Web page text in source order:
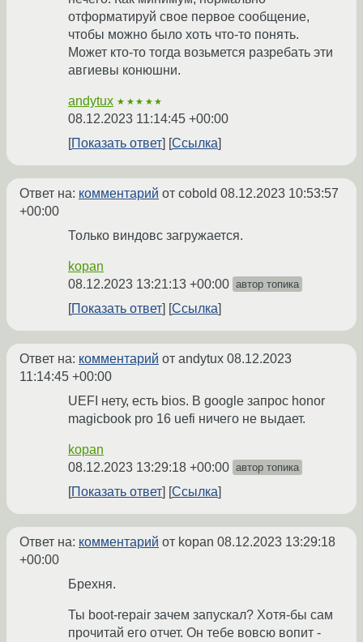
отформатируй свое первое сообщение,
чтобы можно было хоть что-то понять.
Может кто-то тогда возьмется разребать эти
авгиевы конюшни.
andytux ★★★★★
08.12.2023 11:14:45 +00:00
Показать ответ
Ссылка
Ответ на: комментарий от cobold 08.12.2023 10:53:57
+00:00
Только виндовс загружается.
kopan
08.12.2023 13:21:13 +00:00 автор топика
Показать ответ Ссылка
Ответ на: комментарий от andytux 08.12.2023
11:14:45 +00:00
UEFI нету, есть bios. В google запрос honor
magicbook pro 16 uefi ничего не выдает.
kopan
08.12.2023 13:29:18 +00:00 автор топика
Показать ответ Ссылка
Ответ на: комментарий от kopan 08.12.2023 13:29:18
+00:00
Брехня.
Ты boot-repair зачем запускал? Хотя-бы сам
прочитай его отчет. Он тебе вовсю вопит -